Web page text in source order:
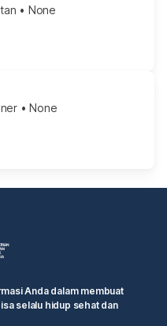
• None
• None
Anda dalam membuat
selalu hidup sehat dan